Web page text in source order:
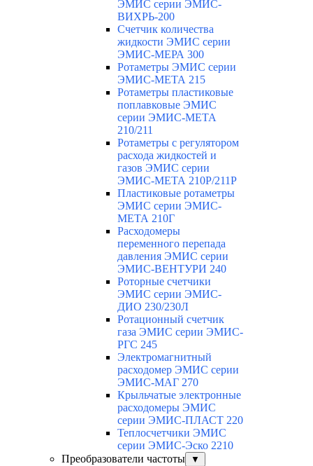
ЭМИС серии ЭМИС-
ВИХРЬ-200
Счетчик количества
жидкости ЭМИС серии
ЭМИС-МЕРА 300
Ротаметры ЭМИС серии
ЭМИС-МЕТА 215
Ротаметры пластиковые
поплавковые ЭМИС
серии ЭМИС-МЕТА
210/211
Ротаметры с регулятором
расхода жидкостей и
газов ЭМИС серии
ЭМИС-МЕТА 210Р/211Р
Пластиковые ротаметры
ЭМИС серии ЭМИС-
МЕТА 210Г
Расходомеры
переменного перепада
давления ЭМИС серии
ЭМИС-ВЕНТУРИ 240
Роторные счетчики
ЭМИС серии ЭМИС-
ДИО 230/230Л
Ротационный счетчик
газа ЭМИС серии ЭМИС-
РГС 245
Электромагнитный
расходомер ЭМИС серии
ЭМИС-МАГ 270
Крыльчатые электронные
расходомеры ЭМИС
серии ЭМИС-ПЛАСТ 220
Теплосчетчики ЭМИС
серии ЭМИС-Эско 2210
Преобразователи частоты
▼